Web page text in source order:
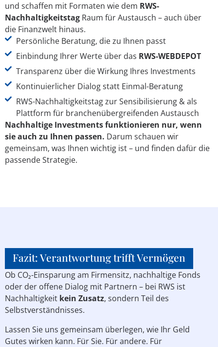
und schaffen mit Formaten wie dem RWS-
Nachhaltigkeitstag Raum für Austausch – auch über
die Finanzwelt hinaus.
Persönliche Beratung, die zu Ihnen passt
Einbindung Ihrer Werte über das RWS-WEBDEPOT
Transparenz über die Wirkung Ihres Investments
Kontinuierlicher Dialog statt Einmal-Beratung
RWS-Nachhaltigkeitstag zur Sensibilisierung & als
Plattform für branchenübergreifenden Austausch
Nachhaltige Investments funktionieren nur, wenn
sie auch zu Ihnen passen. Darum schauen wir
gemeinsam, was Ihnen wichtig ist – und finden dafür die
passende Strategie.
Fazit: Verantwortung trifft Vermögen
Ob CO₂-Einsparung am Firmensitz, nachhaltige Fonds
oder der offene Dialog mit Partnern – bei RWS ist
Nachhaltigkeit kein Zusatz, sondern Teil des
Selbstverständnisses.
Lassen Sie uns gemeinsam überlegen, wie Ihr Geld
Gutes wirken kann. Für Sie. Für andere. Für